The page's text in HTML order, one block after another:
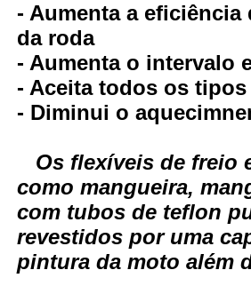
- Aumenta a
da roda
- Aumenta o intervalo
- Aceita todos os
- Diminui o
Os flexíveis de freio
como mangueira,
com tubos de teflon
revestidos por uma
pintura da moto além